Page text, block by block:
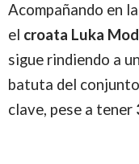
Acompañando en la
el croata Luka
sigue rindiendo a
batuta del
clave, pese a tener